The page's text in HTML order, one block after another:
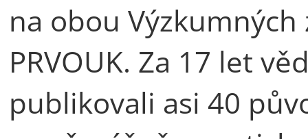
na obou
PRVOUK. Za 17 let
publikovali asi 40